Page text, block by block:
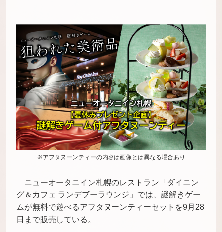
※アフタヌーンティーの内容は画像とは異なる場合あり
ニューオータニイン札幌のレストラン「ダイニン
グ＆カフェ ランデブーラウンジ」では、謎解きゲー
ムが無料で遊べるアフタヌーンティーセットを9月28
日まで販売している。